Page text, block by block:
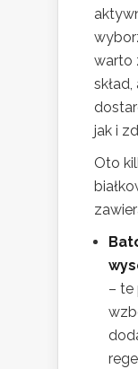
warto
jak i
Oto
– te